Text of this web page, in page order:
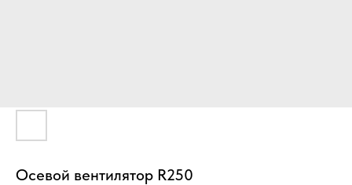
Осевой вентилятор R250